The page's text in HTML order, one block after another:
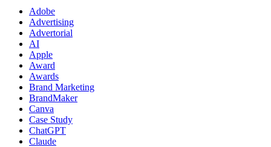
Adobe
Advertising
Advertorial
AI
Apple
Award
Awards
Brand Marketing
BrandMaker
Canva
Case Study
ChatGPT
Claude